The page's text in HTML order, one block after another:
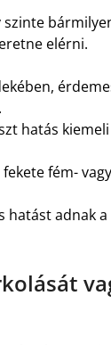
elérni.
hatás
fém-
hatást adnak